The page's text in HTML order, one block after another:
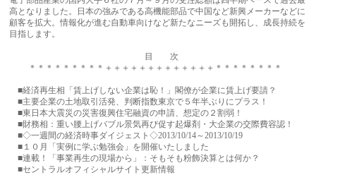
高となりました。日本の強みである高機能部品で中国など新興メーカーなどに
顧客を拡大。情報化が進む自動車向けなど新たなニーズも開拓し、成長持続を
目指します。
目 次
＊＊＊＊＊＊＊＊＊＋＋＋＋＋＋＋＋＋＋＋＋＋＊＊＊＊＊＊＊＊
■経済再生相「賃上げしない企業は恥！」閣僚が企業に賃上げ要請？
■主要企業の土地取引活発、判断指数東京で５年半ぶりにプラス！
■東日本大震災の災害復興住宅融資の申請、想定の２割弱！
■財務相：重い腰上げバブル景気再び促す起爆剤・大企業の交際費容認！
■◇一週間の経済時事ダイジェスト◇2013/10/14～2013/10/19
■１０月「実例に学ぶ勉強会」を開催いたしました
■連載！「事業再生の現場から」：そもそも粉飾決算とは何か？
■セントラルオフィシャルサイト更新情報